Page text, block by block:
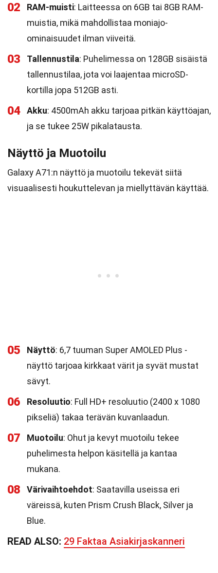
02 RAM-muisti: Laitteessa on 6GB tai 8GB RAM-
muistia, mikä mahdollistaa moniajo-
ominaisuudet ilman viiveitä.
03 Tallennustila: Puhelimessa on 128GB sisäistä
tallennustilaa, jota voi laajentaa microSD-
kortilla jopa 512GB asti.
04 Akku: 4500mAh akku tarjoaa pitkän käyttöajan,
ja se tukee 25W pikalatausta.
Näyttö ja Muotoilu
Galaxy A71:n näyttö ja muotoilu tekevät siitä
visuaalisesti houkuttelevan ja miellyttävän käyttää.
05 Näyttö: 6,7 tuuman Super AMOLED Plus -
näyttö tarjoaa kirkkaat värit ja syvät mustat
sävyt.
06 Resoluutio: Full HD+ resoluutio (2400 x 1080
pikseliä) takaa terävän kuvanlaadun.
07 Muotoilu: Ohut ja kevyt muotoilu tekee
puhelimesta helpon käsitellä ja kantaa
mukana.
08 Värivaihtoehdot: Saatavilla useissa eri
väreissä, kuten Prism Crush Black, Silver ja
Blue.
READ ALSO: 29 Faktaa Asiakirjaskanneri